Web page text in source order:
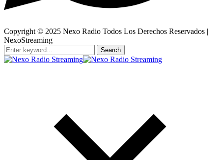
Copyright © 2025 Nexo Radio Todos Los Derechos Reservados |
NexoStreaming
Search